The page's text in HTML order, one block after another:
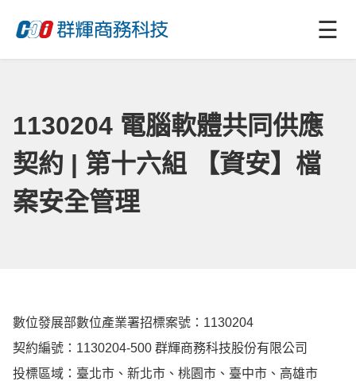
☰
1130204 電腦軟體共同供應
契約 | 第十六組 【資安】檔
案安全管理
數位發展部數位產業署招標案號：1130204
契約編號：1130204-500 群輝商務科技股份有限公司
投標區域：臺北市、新北市、桃園市、臺中市、高雄市